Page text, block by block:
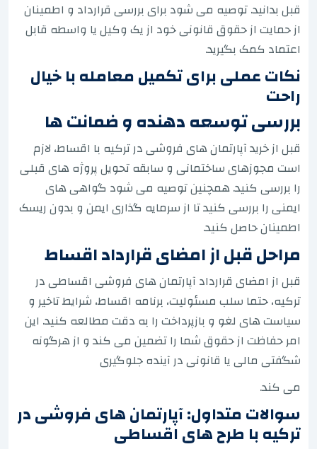
قبل بدانید. توصیه می شود برای بررسی قرارداد و اطمینان
از حمایت از حقوق قانونی خود از یک وکیل یا واسطه قابل
اعتماد کمک بگیرید.
نکات عملی برای تکمیل معامله با خیال
راحت
بررسی توسعه دهنده و ضمانت ها
قبل از خرید آپارتمان های فروشی در ترکیه با اقساط، لازم
است مجوزهای ساختمانی و سابقه تحویل پروژه های قبلی
را بررسی کنید. همچنین توصیه می شود گواهی های
ایمنی را بررسی کنید تا از سرمایه گذاری ایمن و بدون ریسک
اطمینان حاصل کنید.
مراحل قبل از امضای قرارداد اقساط
قبل از امضای قرارداد آپارتمان های فروشی اقساطی در
ترکیه، حتما سلب مسئولیت، برنامه اقساط، شرایط تاخیر و
سیاست های لغو و بازپرداخت را به دقت مطالعه کنید. این
امر حفاظت از حقوق شما را تضمین می کند و از هرگونه
شگفتی مالی یا قانونی در آینده جلوگیری
می کند.
سوالات متداول: آپارتمان های فروشی در
ترکیه با طرح های اقساطی